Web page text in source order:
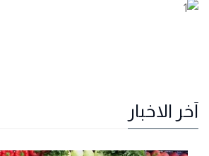
آخر الاخبار